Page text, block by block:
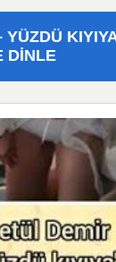
YÜZDÜ
DINLE